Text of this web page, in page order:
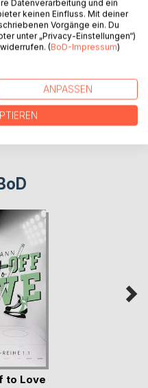
to Love
Datenverarbeitung und ein
keinen Einfluss. Mit deiner
Vorgänge ein. Du
unter „Privacy-Einstellungen“)
(BoD-Impressum)
ANPASSEN